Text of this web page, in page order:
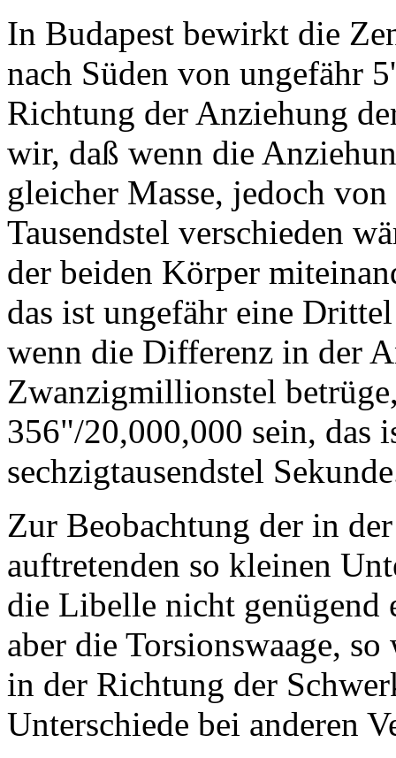
In Budapest bewirkt die
nach Süden von ungefähr
Richtung der Anziehung
wir, daß wenn die
gleicher Masse, jedoch
Tausendstel verschieden
der beiden Körper
das ist ungefähr eine
wenn die Differenz in der
Zwanzigmillionstel
356"/20,000,000 sein, das
sechzigtausendstel
Zur Beobachtung der in
auftretenden so kleinen
die Libelle nicht
aber die Torsionswaage,
in der Richtung der
Unterschiede bei anderen